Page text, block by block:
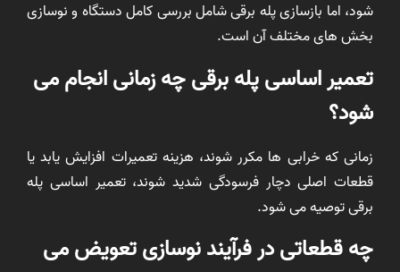
شود، اما بازسازی پله برقی شامل بررسی کامل دستگاه و نوسازی
بخش های مختلف آن است.
تعمیر اساسی پله برقی چه زمانی انجام می
شود؟
زمانی که خرابی ها مکرر شوند، هزینه تعمیرات افزایش یابد یا
قطعات اصلی دچار فرسودگی شدید شوند، تعمیر اساسی پله
برقی توصیه می شود.
چه قطعاتی در فرآیند نوسازی تعویض می